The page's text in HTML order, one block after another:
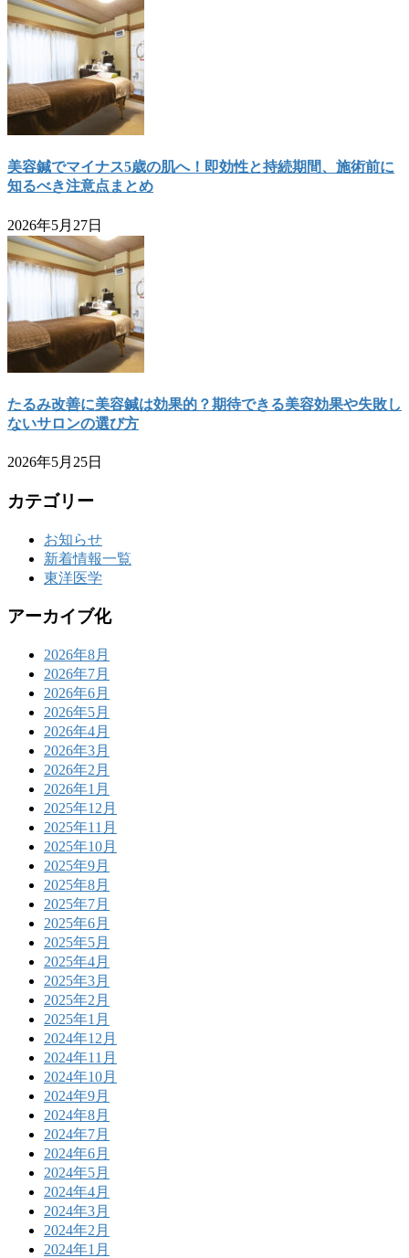
美容鍼でマイナス5歳の肌へ！即効性と持続期間、施術前に
知るべき注意点まとめ
2026年5月27日
たるみ改善に美容鍼は効果的？期待できる美容効果や失敗し
ないサロンの選び方
2026年5月25日
カテゴリー
お知らせ
新着情報一覧
東洋医学
アーカイブ化
2026年8月
2026年7月
2026年6月
2026年5月
2026年4月
2026年3月
2026年2月
2026年1月
2025年12月
2025年11月
2025年10月
2025年9月
2025年8月
2025年7月
2025年6月
2025年5月
2025年4月
2025年3月
2025年2月
2025年1月
2024年12月
2024年11月
2024年10月
2024年9月
2024年8月
2024年7月
2024年6月
2024年5月
2024年4月
2024年3月
2024年2月
2024年1月